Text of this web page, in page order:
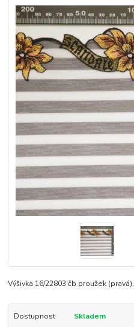
Výšivka 16/22803 čb proužek
Dostupnost Skladem